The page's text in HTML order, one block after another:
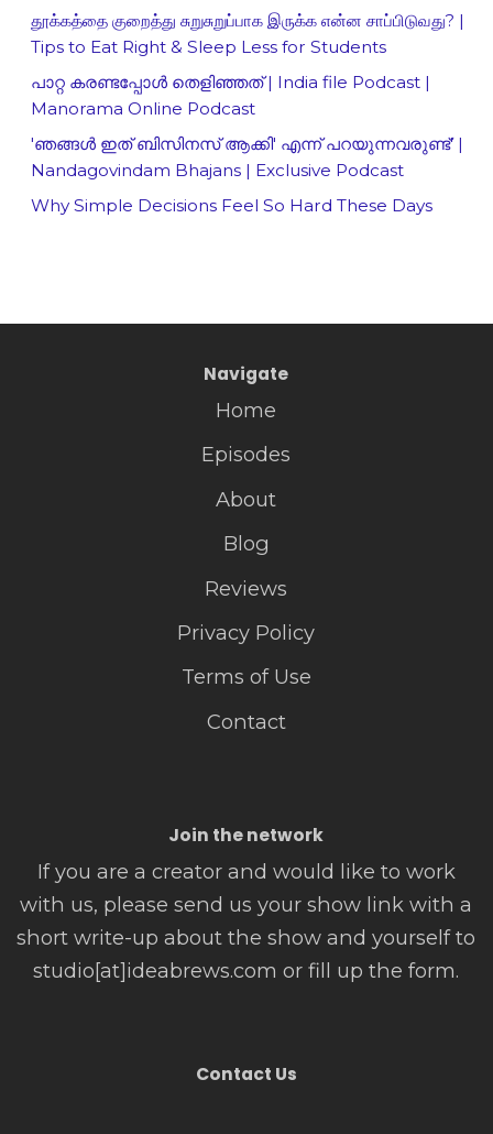
தூக்கத்தை குறைத்து சுறுசுறுப்பாக இருக்க என்ன சாப்பிடுவது? |
Tips to Eat Right & Sleep Less for Students
പാറ്റ കരണ്ടപ്പോൾ തെളിഞ്ഞത് | India file Podcast |
Manorama Online Podcast
'ഞങ്ങള്‍ ഇത് ബിസിനസ് ആക്കി' എന്ന് പറയുന്നവരുണ്ട്' |
Nandagovindam Bhajans | Exclusive Podcast
Why Simple Decisions Feel So Hard These Days
Navigate
Home
Episodes
About
Blog
Reviews
Privacy Policy
Terms of Use
Contact
Join the network
If you are a creator and would like to work
with us, please send us your show link with a
short write-up about the show and yourself to
studio[at]ideabrews.com or fill up the form.
Contact Us